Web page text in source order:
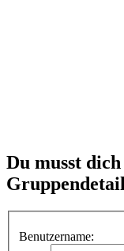
Du musst
Benutzername: